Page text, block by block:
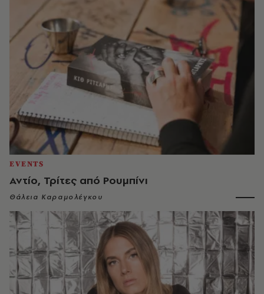
EVENTS
Αντίο, Τρίτες από Ρουμπίνι
Θάλεια Καραμολέγκου